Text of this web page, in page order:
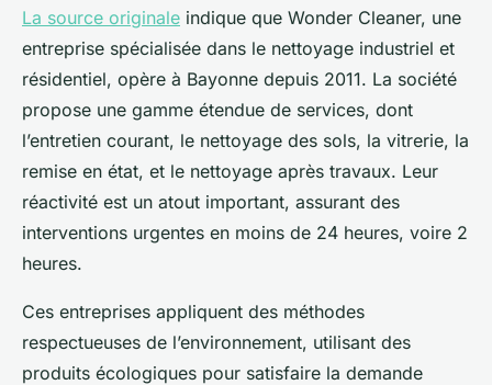
La source originale indique que Wonder Cleaner, une
entreprise spécialisée dans le nettoyage industriel et
résidentiel, opère à Bayonne depuis 2011. La société
propose une gamme étendue de services, dont
l’entretien courant, le nettoyage des sols, la vitrerie, la
remise en état, et le nettoyage après travaux. Leur
réactivité est un atout important, assurant des
interventions urgentes en moins de 24 heures, voire 2
heures.
Ces entreprises appliquent des méthodes
respectueuses de l’environnement, utilisant des
produits écologiques pour satisfaire la demande